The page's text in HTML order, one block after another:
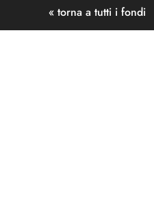
« torna a tutti i fondi